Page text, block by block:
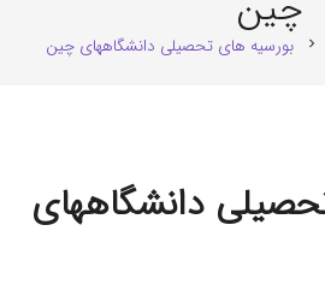
chevron_right بورسیه های تحصیلی دانشگاههای چین
دانشگاههای